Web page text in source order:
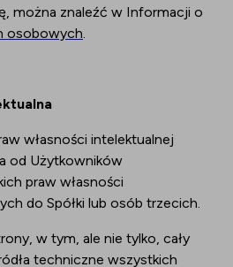
można znaleźć w Informacji o
osobowych.
własności intelektualnej
od Użytkowników
praw własności
do Spółki lub osób trzecich.
w tym, ale nie tylko, cały
techniczne wszystkich